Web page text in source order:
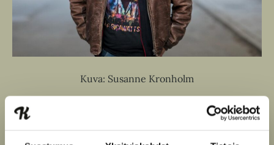
Kuva: Susanne Kronholm